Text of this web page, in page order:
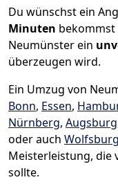
Du wünschst ein
Minuten bekommst
Neumünster ein
überzeugen wird.
Ein Umzug von
Bonn, Essen,
Nürnberg, Augsburg
oder auch Wolfsburg
Meisterleistung, die
sollte.